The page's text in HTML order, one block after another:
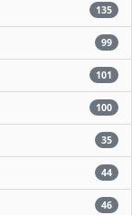
135
99
101
100
35
44
46